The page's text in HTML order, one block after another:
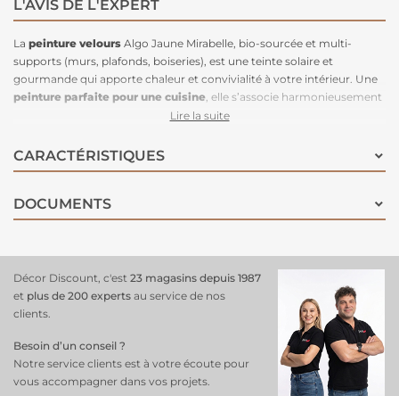
L'AVIS DE L'EXPERT
La peinture velours Algo Jaune Mirabelle, bio-sourcée et multi-
supports (murs, plafonds, boiseries), est une teinte solaire et
gourmande qui apporte chaleur et convivialité à votre intérieur. Une
peinture parfaite pour une cuisine , elle s’associe harmonieusement
avec des meubles foncés, tandis que les couleurs terre et les verts
éclatant, n’hésitez pas à l’accompagner de teintes plus fortes qui lui
donneront de la profondeur. Composée à 98% d'ingrédients naturels
est respectueuse de l'environnement
finition veloursoffre un aspect feutré et décoratif, tout en étant
Lire la suite
CARACTÉRISTIQUES
DOCUMENTS
Décor Discount, c'est 23 magasins depuis 1987
et plus de 200 experts au service de nos
clients.
Besoin d’un conseil ?
Notre service clients est à votre écoute pour
vous accompagner dans vos projets.